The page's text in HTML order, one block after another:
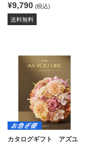
¥9,790 (税込)
送料無料
カタログギフト アズユ